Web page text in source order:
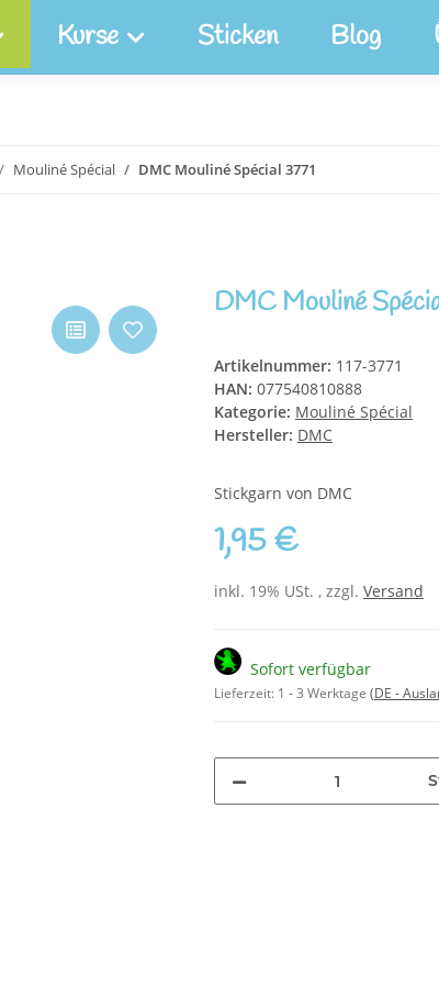
Kurse Sticken Blog
Mouliné Spécial DMC Mouliné Spécial 3771
DMC Mouliné
Artikelnummer: 117-3771
HAN: 077540810888
Kategorie: Mouliné Spécial
Hersteller: DMC
Stickgarn von DMC
1,95 €
inkl. 19% USt. , zzgl. Versand
Sofort verfügbar
Lieferzeit: 1 - 3 Werktage (DE -